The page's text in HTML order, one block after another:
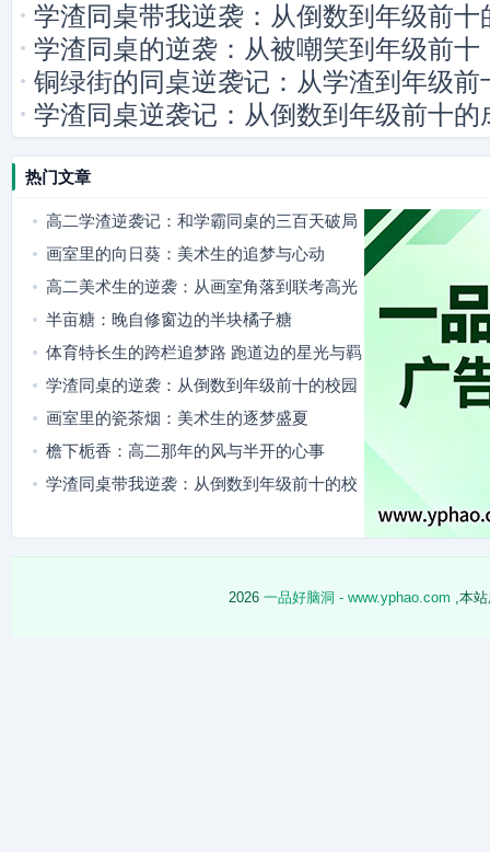
学渣同桌带我逆袭：从倒数到年级前十
学渣同桌的逆袭：从被嘲笑到年级前十
铜绿街的同桌逆袭记：从学渣到年级前
学渣同桌逆袭记：从倒数到年级前十的
热门文章
高二学渣逆袭记：和学霸同桌的三百天破局
之路
画室里的向日葵：美术生的追梦与心动
高二美术生的逆袭：从画室角落到联考高光
半亩糖：晚自修窗边的半块橘子糖
体育特长生的跨栏追梦路 跑道边的星光与羁
绊
学渣同桌的逆袭：从倒数到年级前十的校园
成长记
画室里的瓷茶烟：美术生的逐梦盛夏
檐下栀香：高二那年的风与半开的心事
学渣同桌带我逆袭：从倒数到年级前十的校
2026 一品好脑洞 - www.yphao.com ,本